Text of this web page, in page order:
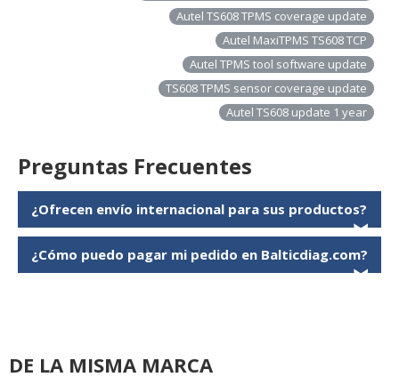
Autel TS608 TPMS coverage update
Autel MaxiTPMS TS608 TCP
Autel TPMS tool software update
TS608 TPMS sensor coverage update
Autel TS608 update 1 year
Preguntas Frecuentes
¿Ofrecen envío internacional para sus productos?
❯
¿Cómo puedo pagar mi pedido en Balticdiag.com?
❯
DE LA MISMA MARCA